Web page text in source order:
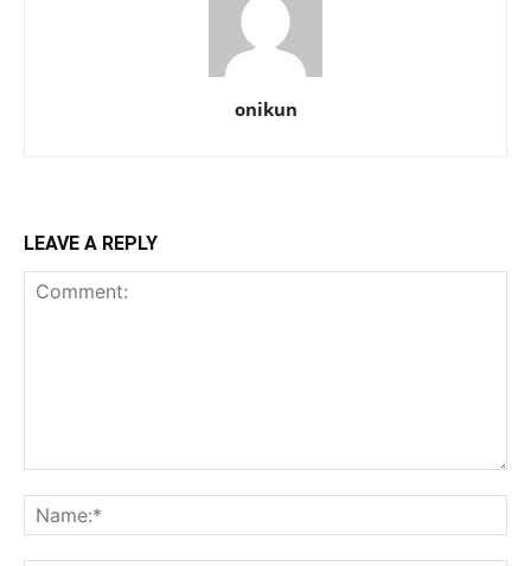
onikun
LEAVE A REPLY